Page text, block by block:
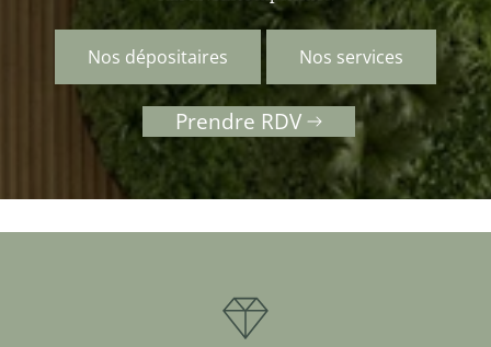
Nos dépositaires Nos services
Prendre RDV